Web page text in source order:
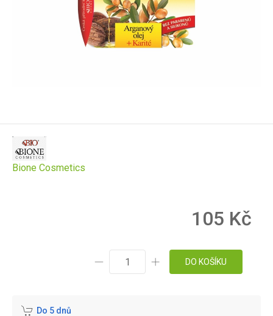
Bione Cosmetics
105 Kč
DO KOŠÍKU
Do 5 dnů